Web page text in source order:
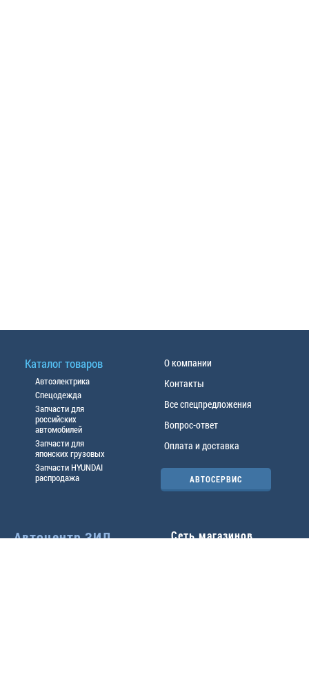
Каталог товаров
Автоэлектрика
Спецодежда
Запчасти для
российских
автомобилей
Запчасти для
японских грузовых
Запчасти HYUNDAI
распродажа
О компании
Контакты
Все спецпредложения
Вопрос-ответ
Оплата и доставка
АВТОСЕРВИС
Автоцентр ЗИЛ
Сеть магазинов